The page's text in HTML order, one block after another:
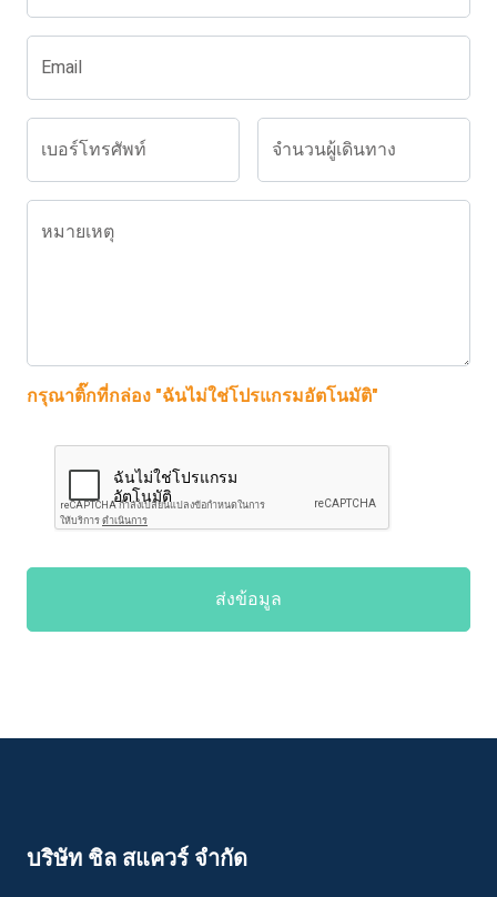
Email
เบอร์โทรศัพท์ จำนวนผู้เดินทาง
หมายเหตุ
กรุณาติ๊กที่กล่อง "ฉันไม่ใช่โปรแกรมอัตโนมัติ"
ส่งข้อมูล
บริษัท ชิล สแควร์ จำกัด